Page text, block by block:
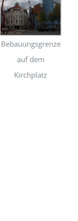
Bebauungsgrenze
auf dem
Kirchplatz